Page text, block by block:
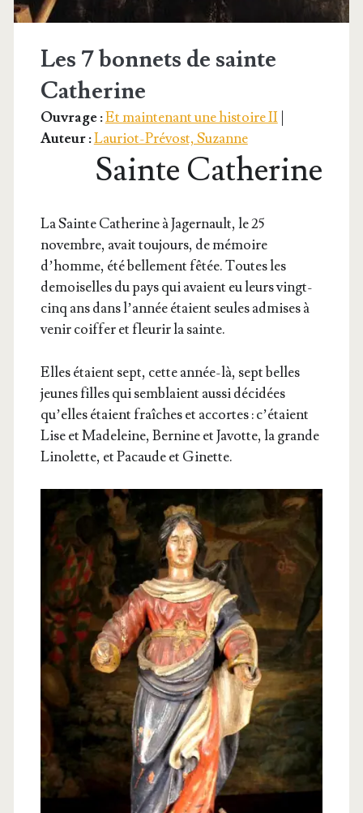
Les 7 bonnets de sainte
Catherine
Ouvrage :Et maintenant une histoire II
Auteur :Lauriot-Prévost, Suzanne
Sainte Catherine
La Sainte Cathe­rine à Jager­nault, le 25
novembre, avait tou­jours, de mémoire
d’homme, été bel­le­ment fêtée. Toutes les
demoi­selles du pays qui avaient eu leurs vingt-
cinq ans dans l’an­née étaient seules admises à
venir coif­fer et fleu­rir la sainte.
Elles étaient sept, cette année-là, sept belles
jeunes filles qui sem­blaient aus­si déci­dées
qu’elles étaient fraîches et accortes : c’é­taient
Lise et Made­leine, Ber­nine et Javotte, la grande
Lino­lette, et Pacaude et Ginette.